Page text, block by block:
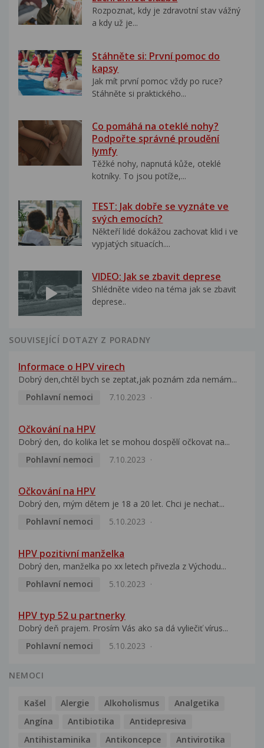
Rozpoznat, kdy je zdravotní stav vážný
a kdy už je...
Stáhněte si: První pomoc do
kapsy
Jak mít první pomoc vždy po ruce?
Stáhněte si praktického...
Co pomáhá na oteklé nohy?
Podpořte správné proudění
lymfy
Těžké nohy, napnutá kůže, oteklé
kotníky. To jsou potíže,...
TEST: Jak dobře se vyznáte ve
svých emocích?
Někteří lidé dokážou zachovat klid i ve
vypjatých situacích....
VIDEO: Jak se zbavit deprese
Shlédněte video na téma jak se zbavit
deprese..
SOUVISEJÍCÍ DOTAZY Z PORADNY
Informace o HPV virech
Dobrý den,chtěl bych se zeptat,jak poznám zda nemám...
Pohlavní nemoci
7.10.2023
Očkování na HPV
Dobrý den, do kolika let se mohou dospělí očkovat na...
Pohlavní nemoci
7.10.2023
Očkování na HPV
Dobrý den, mým dětem je 18 a 20 let. Chci je nechat...
Pohlavní nemoci
5.10.2023
HPV pozitivní manželka
Dobrý den, manželka po xx letech přivezla z Východu...
Pohlavní nemoci
5.10.2023
HPV typ 52 u partnerky
Dobrý deň prajem. Prosím Vás ako sa dá vyliečiť vírus...
Pohlavní nemoci
5.10.2023
NEMOCI
Kašel Alergie Alkoholismus
Analgetika
Angína
Antibiotika
Antidepresiva
Antihistaminika
Antikoncepce Antivirotika